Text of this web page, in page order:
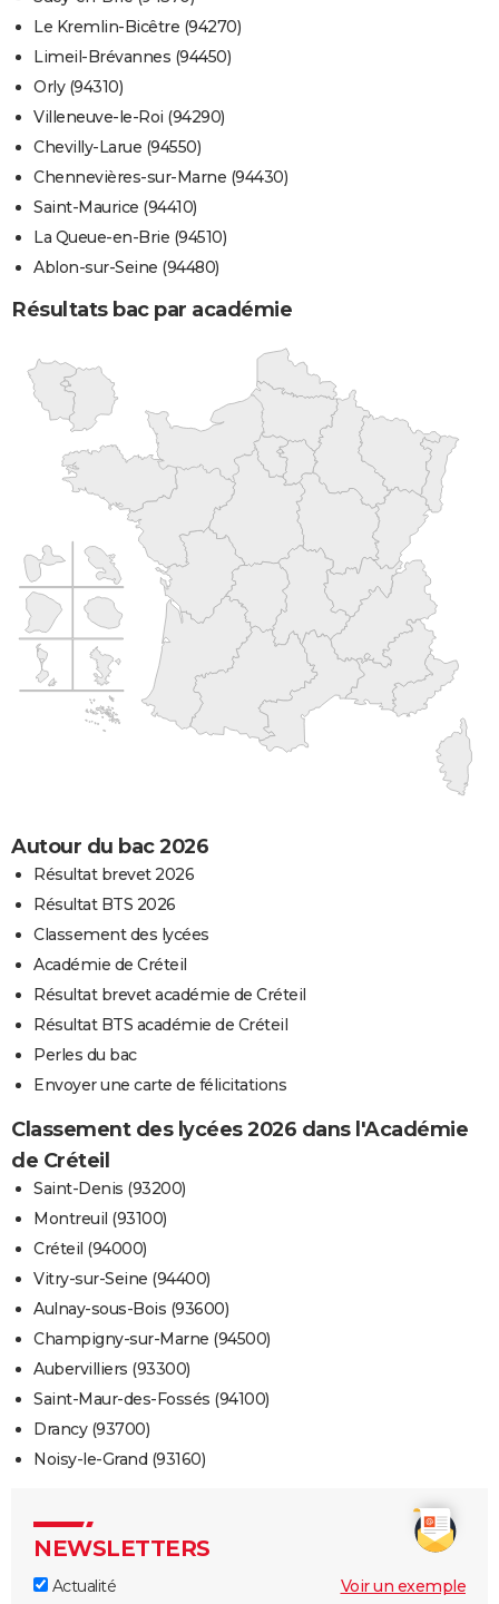
Le Kremlin-Bicêtre (94270)
Limeil-Brévannes (94450)
Orly (94310)
Villeneuve-le-Roi (94290)
Chevilly-Larue (94550)
Chennevières-sur-Marne (94430)
Saint-Maurice (94410)
La Queue-en-Brie (94510)
Ablon-sur-Seine (94480)
Résultats bac par académie
Autour du bac 2026
Résultat brevet 2026
Résultat BTS 2026
Classement des lycées
Académie de Créteil
Résultat brevet académie de Créteil
Résultat BTS académie de Créteil
Perles du bac
Envoyer une carte de félicitations
Classement des lycées 2026 dans l'Académie
de Créteil
Saint-Denis (93200)
Montreuil (93100)
Créteil (94000)
Vitry-sur-Seine (94400)
Aulnay-sous-Bois (93600)
Champigny-sur-Marne (94500)
Aubervilliers (93300)
Saint-Maur-des-Fossés (94100)
Drancy (93700)
Noisy-le-Grand (93160)
NEWSLETTERS
Actualité
Voir un exemple